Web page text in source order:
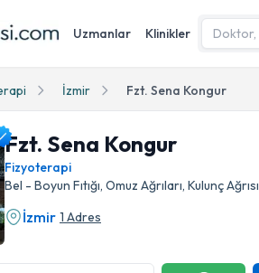
Uzmanlar Klinikler
İzmir Fzt. Sena Kongur
Fzt. Sena Kongur
Fizyoterapi
Bel - Boyun Fıtığı, Omuz Ağrıları, Kulunç Ağrısı
İzmir 1 Adres